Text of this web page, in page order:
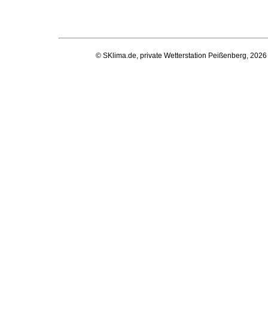
© SKlima.de, private Wetterstation Peißenberg,